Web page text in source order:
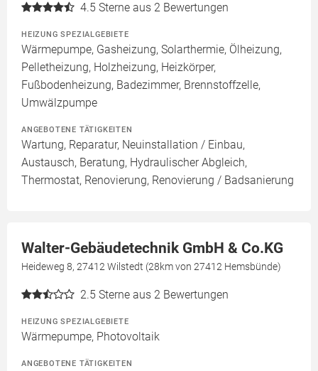
4.5 Sterne aus 2 Bewertungen
HEIZUNG SPEZIALGEBIETE
Wärmepumpe, Gasheizung, Solarthermie, Ölheizung,
Pelletheizung, Holzheizung, Heizkörper,
Fußbodenheizung, Badezimmer, Brennstoffzelle,
Umwälzpumpe
ANGEBOTENE TÄTIGKEITEN
Wartung, Reparatur, Neuinstallation / Einbau,
Austausch, Beratung, Hydraulischer Abgleich,
Thermostat, Renovierung, Renovierung / Badsanierung
Walter-Gebäudetechnik GmbH & Co.KG
Heideweg 8, 27412 Wilstedt (28km von 27412 Hemsbünde)
2.5 Sterne aus 2 Bewertungen
HEIZUNG SPEZIALGEBIETE
Wärmepumpe, Photovoltaik
ANGEBOTENE TÄTIGKEITEN